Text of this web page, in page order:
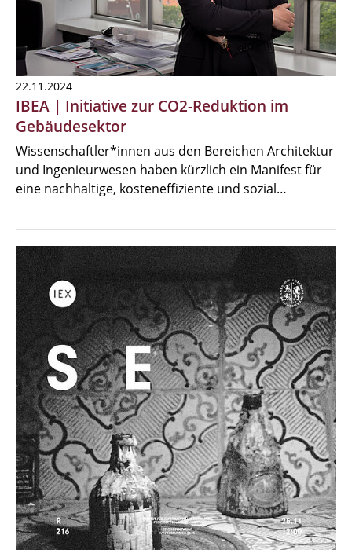
22.11.2024
IBEA | Initiative zur CO2-Reduktion im
Gebäudesektor
Wissenschaftler*innen aus den Bereichen Architektur
und Ingenieurwesen haben kürzlich ein Manifest für
eine nachhaltige, kosteneffiziente und sozial…